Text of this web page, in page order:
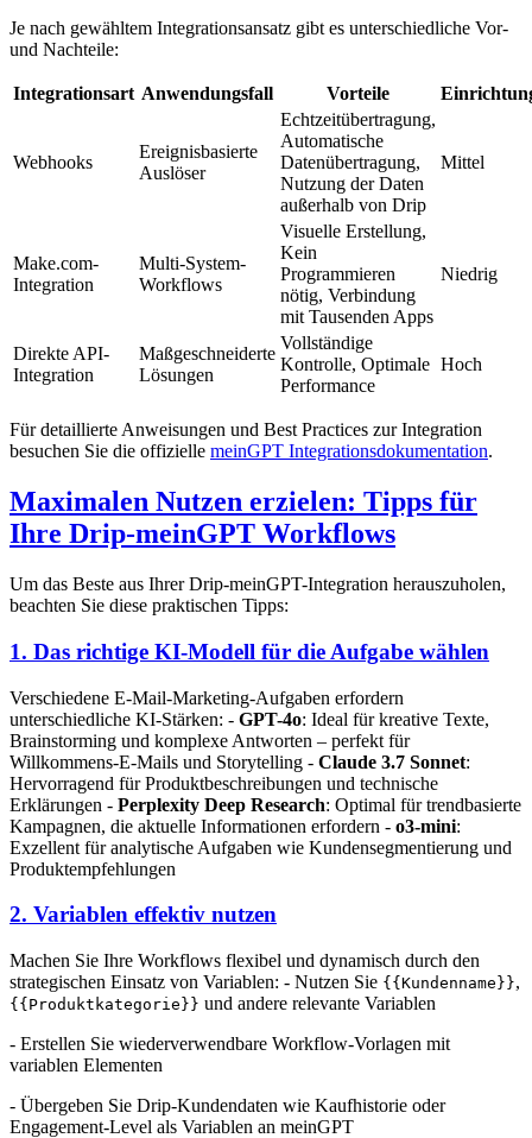
Je nach gewähltem Integrationsansatz gibt es unterschiedliche Vor-
und Nachteile:
Integrationsart Anwendungsfall Vorteile
Webhooks
Ereignisbasierte
Auslöser
Echtzeitübertragung,
Automatische
Datenübertragung,
Nutzung der Daten
außerhalb von Drip
Mittel
Make.com-
Integration
Multi-System-
Workflows
Visuelle Erstellung,
Kein
Programmieren
nötig, Verbindung
mit Tausenden Apps
Niedrig
Direkte API-
Integration
Maßgeschneiderte
Lösungen
Vollständige
Kontrolle, Optimale
Performance
Hoch
Für detaillierte Anweisungen und Best Practices zur Integration
besuchen Sie die offizielle meinGPT Integrationsdokumentation.
Maximalen Nutzen erzielen: Tipps für
Ihre Drip-meinGPT Workflows
Um das Beste aus Ihrer Drip-meinGPT-Integration herauszuholen,
beachten Sie diese praktischen Tipps:
1. Das richtige KI-Modell für die Aufgabe wählen
Verschiedene E-Mail-Marketing-Aufgaben erfordern
unterschiedliche KI-Stärken: - GPT-4o: Ideal für kreative Texte,
Brainstorming und komplexe Antworten – perfekt für
Willkommens-E-Mails und Storytelling - Claude 3.7 Sonnet:
Hervorragend für Produktbeschreibungen und technische
Erklärungen - Perplexity Deep Research: Optimal für trendbasierte
Kampagnen, die aktuelle Informationen erfordern - o3-mini:
Exzellent für analytische Aufgaben wie Kundensegmentierung und
Produktempfehlungen
2. Variablen effektiv nutzen
Machen Sie Ihre Workflows flexibel und dynamisch durch den
strategischen Einsatz von Variablen: - Nutzen Sie {{Kundenname}},
{{Produktkategorie}} und andere relevante Variablen
- Erstellen Sie wiederverwendbare Workflow-Vorlagen mit
variablen Elementen
- Übergeben Sie Drip-Kundendaten wie Kaufhistorie oder
Engagement-Level als Variablen an meinGPT